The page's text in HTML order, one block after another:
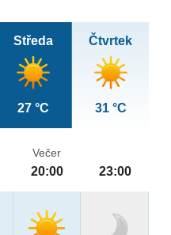
Středa
27 °C
Čtvrtek
31 °C
Večer
20:00 23:00